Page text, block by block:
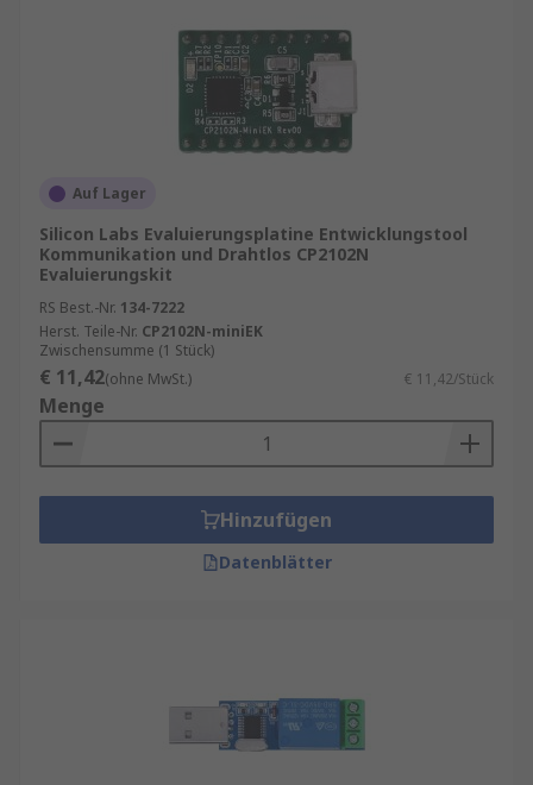
Auf Lager
Silicon Labs Evaluierungsplatine Entwicklungstool
Kommunikation und Drahtlos CP2102N
Evaluierungskit
RS Best.-Nr. 134-7222
Herst. Teile-Nr. CP2102N-miniEK
Zwischensumme (1 Stück)
€ 11,42(ohne MwSt.) € 11,42/Stück
Menge
Hinzufügen
Datenblätter